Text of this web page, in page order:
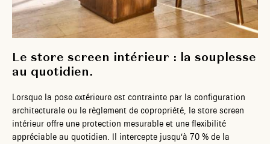
Le store screen intérieur : la souplesse
au quotidien.
Lorsque la pose extérieure est contrainte par la configuration
architecturale ou le règlement de copropriété, le store screen
intérieur offre une protection mesurable et une flexibilité
appréciable au quotidien. Il intercepte jusqu'à 70 % de la